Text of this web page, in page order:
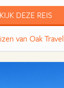
DEZE REIS
van Oak Travel